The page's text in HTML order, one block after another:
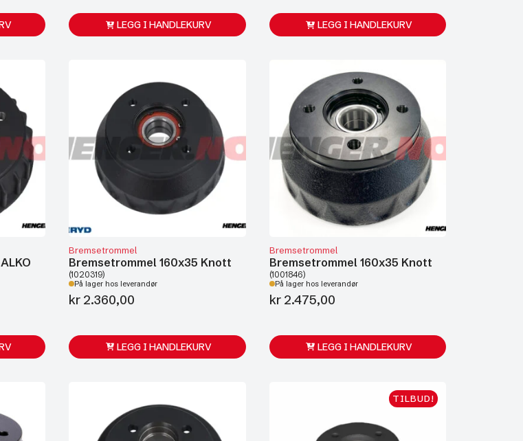
LEGG I HANDLEKURV LEGG I HANDLEKURV
Bremsetrommel
Bremsetrommel 160x35 Knott
(1020319)
På lager hos leverandør
kr 2.360,00
LEGG I HANDLEKURV
Bremsetrommel
Bremsetrommel 160x35 Knott
(1001846)
På lager hos leverandør
kr2.475,00
LEGG I HANDLEKURV
TILBUD!